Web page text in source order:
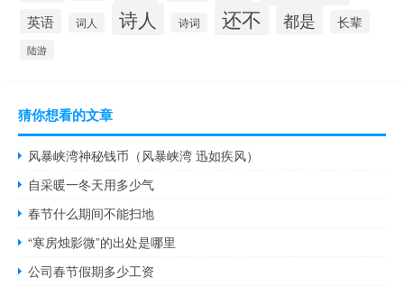
英语 词人 诗人 诗词 还不 都是 长辈
陆游
猜你想看的文章
风暴峡湾神秘钱币（风暴峡湾 迅如疾风）
自采暖一冬天用多少气
春节什么期间不能扫地
“寒房烛影微”的出处是哪里
公司春节假期多少工资